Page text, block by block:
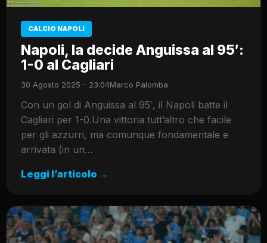
CALCIO NAPOLI
Napoli, la decide Anguissa al 95′:
1-0 al Cagliari
30 Agosto 2025 - 23:04Marco Palomba
Con un gol di Anguissa al 95′, il Napoli batte il
Cagliari per 1-0.Una vittoria tutt’altro che facile
per gli azzurri, ma comunque fondamentale e
arrivata (in un…
Leggi l’articolo →